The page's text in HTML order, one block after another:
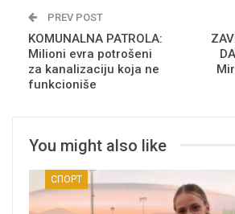
PREV POST
KOMUNALNA PATROLA:
Milioni evra potrošeni
za kanalizaciju koja ne
funkcioniše
You might also like
СПОРТ